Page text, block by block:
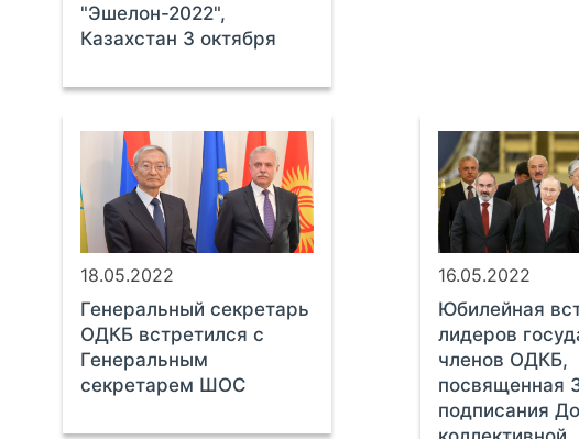
"Эшелон-2022",
Казахстан 3 октября
18.05.2022
Генеральный секретарь
ОДКБ встретился с
Генеральным
секретарем ШОС
16.05.2022
Юбилейная
лидеров
членов ОДКБ,
посвященная
подписания